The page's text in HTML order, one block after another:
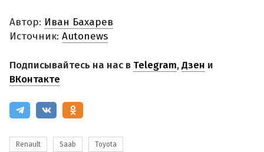
Автор: Иван Бахарев
Источник: Autonews
Подписывайтесь на нас в Telegram,Дзен и
ВКонтакте
Renault Saab Toyota